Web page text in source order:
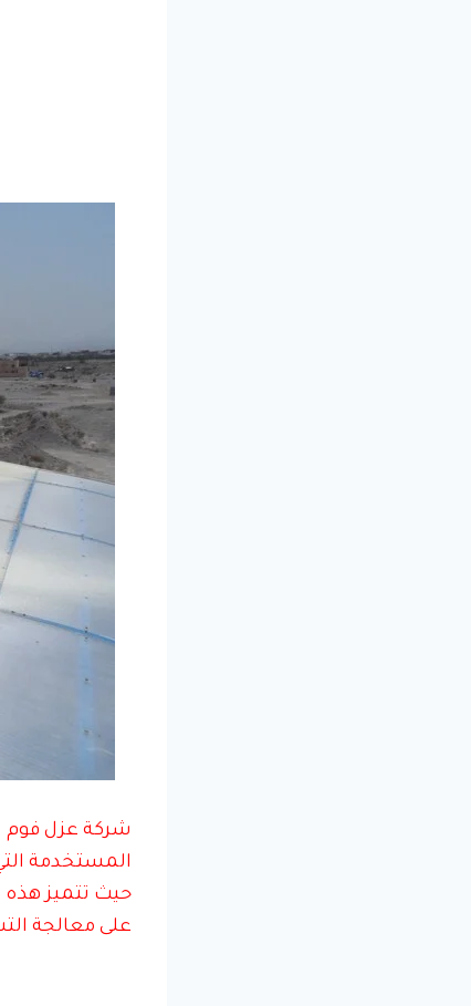
شركة عزل فوم
المستخدمة
حيث تتميز هذه
على معالجة